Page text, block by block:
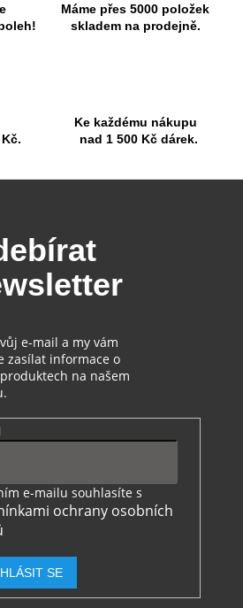
i
Máme přes 5000 položek
skladem na prodejně.
Ke každému nákupu
nad 1 500 Kč dárek.
e-mail a my vám
zasílat informace o
na našem
e-mailu souhlasíte s
ochrany osobních
SE